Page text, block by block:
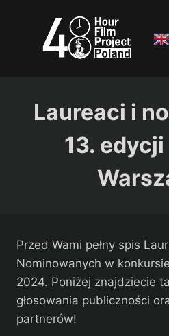
Laureaci i
13.
Przed Wami pełny spis
Nominowanych w
2024. Poniżej znajdziecie
głosowania publiczności
partnerów!